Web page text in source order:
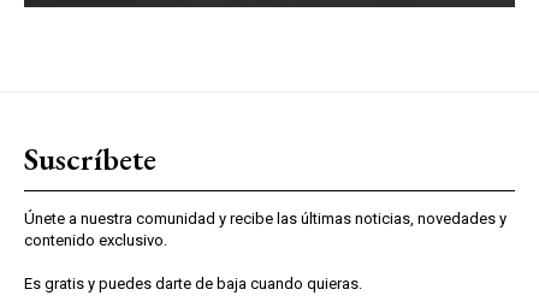
Suscríbete
Únete a nuestra comunidad y recibe las últimas noticias, novedades y
contenido exclusivo.
Es gratis y puedes darte de baja cuando quieras.